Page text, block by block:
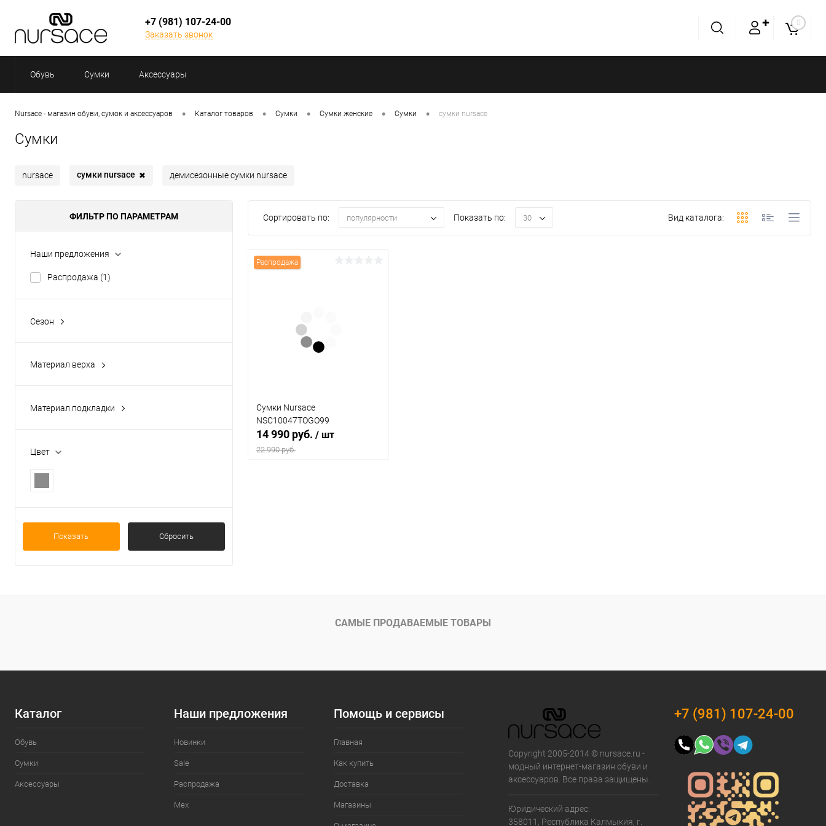
+7 (981) 107-24-00
Заказать звонок
✚ 0
Обувь Сумки Аксессуары
Nursace - магазин обуви, сумок и аксессуаров • Каталог товаров • Сумки • Сумки женские • Сумки • сумки nursace
Сумки
nursace сумки nursace ✖ демисезонные сумки nursace
ФИЛЬТР ПО ПАРАМЕТРАМ
Наши предложения
Распродажа (1)
Сезон
Материал верха
Материал подкладки
Цвет
Показать Сбросить
Сортировать по: популярности Показать по: 30 Вид каталога:
Распродажа
Сумки Nursace
NSC10047TOGO99
14 990 руб. / шт
22 990 руб.
САМЫЕ ПРОДАВАЕМЫЕ ТОВАРЫ
Каталог
Обувь
Сумки
Аксессуары
Наши предложения
Новинки
Sale
Распродажа
Мех
Помощь и сервисы
Главная
Как купить
Доставка
Магазины
Copyright 2005-2014 © nursace.ru -
модный интернет-магазин обуви и
аксессуаров. Все права защищены.
Юридический адрес:
358011, Республика Калмыкия, г.
+7 (981) 107-24-00